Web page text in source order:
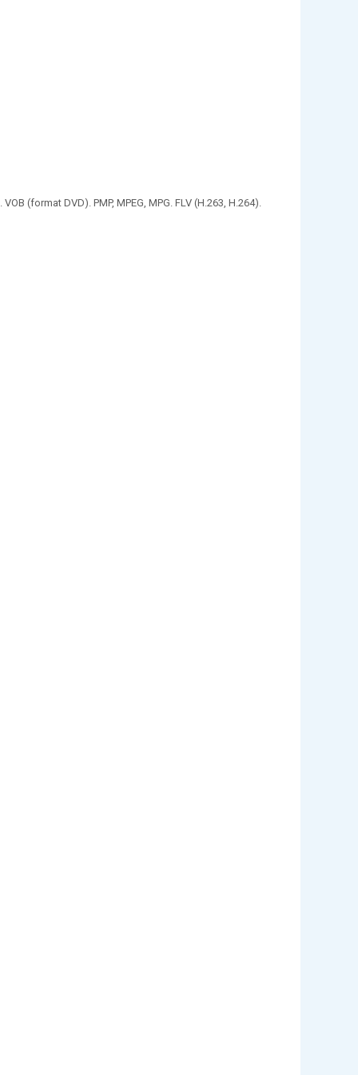
(format DVD). PMP, MPEG, MPG. FLV (H.263, H.264).